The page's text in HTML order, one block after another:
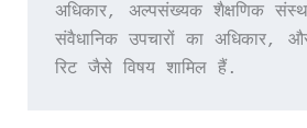
अधिकार, अल्पसंख्यक शैक्षणिक
संवैधानिक उपचारों का अधिकार,
रिट जैसे विषय शामिल हैं.